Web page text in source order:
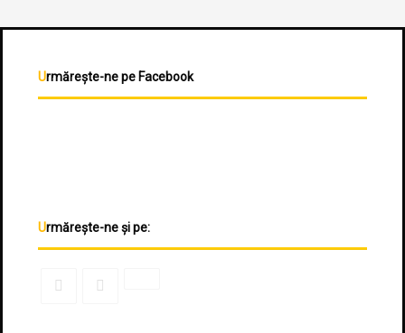
Urmărește-ne pe Facebook
Urmărește-ne și pe: